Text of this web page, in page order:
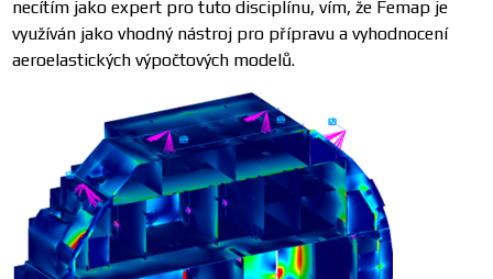
necítím jako expert pro tuto disciplínu, vím, že Femap je
využíván jako vhodný nástroj pro přípravu a vyhodnocení
aeroelastických výpočtových modelů.